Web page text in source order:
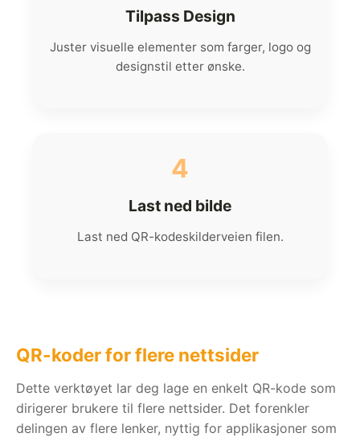
Tilpass Design
Juster visuelle elementer som farger, logo og
designstil etter ønske.
4
Last ned bilde
Last ned QR-kodeskilderveien filen.
QR-koder for flere nettsider
Dette verktøyet lar deg lage en enkelt QR-kode som
dirigerer brukere til flere nettsider. Det forenkler
delingen av flere lenker, nyttig for applikasjoner som